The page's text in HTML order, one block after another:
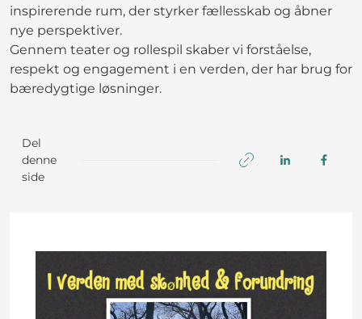
inspirerende rum, der styrker fællesskab og åbner
nye perspektiver.
Gennem teater og rollespil skaber vi forståelse,
respekt og engagement i en verden, der har brug for
bæredygtige løsninger.
Del
denne
side